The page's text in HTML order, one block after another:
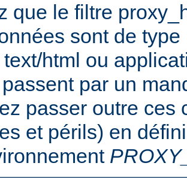
que le filtre
sont de
html ou
par un
passer outre ces
et périls) en